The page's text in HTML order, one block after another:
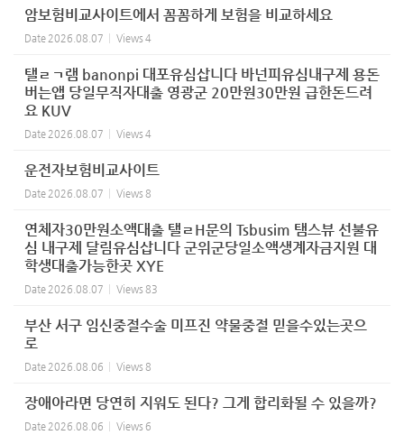
암보험비교사이트에서 꼼꼼하게 보험을 비교하세요
Date 2026.08.07 Views 4
탤ㄹㄱ램 banonpi 대포유심삽니다 바넌피유심내구제 용돈
버는앱 당일무직자대출 영광군 20만원30만원 급한돈드려
요 KUV
Date 2026.08.07 Views 4
운전자보험비교사이트
Date 2026.08.07 Views 8
연체자30만원소액대출 탤ㄹH문의 Tsbusim 탬스뷰 선불유
심 내구제 달림유심삽니다 군위군당일소액생계자금지원 대
학생대출가능한곳 XYE
Date 2026.08.07 Views 83
부산 서구 임신중절수술 미프진 약물중절 믿을수있는곳으
로
Date 2026.08.06 Views 8
장애아라면 당연히 지워도 된다? 그게 합리화될 수 있을까?
Date 2026.08.06 Views 6